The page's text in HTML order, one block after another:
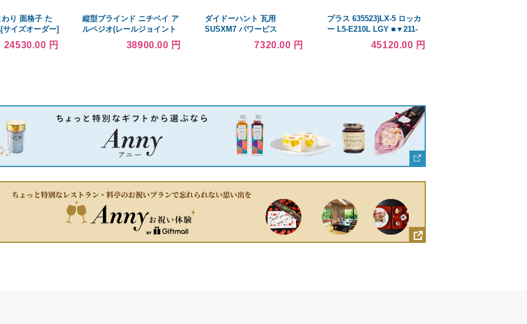
り 面格子 た
イズオーダー]
：[幅
24530.00 円
縦型ブラインド ニチベイ ア
ルペジオ(レールジョイント
式) フェアフレクト遮熱
100mm巾 シングルスタイル
38900.00 円
ダイドーハント 瓦用
SUSXM7 パワービス
4.5X160(ブロンズ)オレフィ
ンパッキン 100本 ■▼225-
7320.00 円
プラス 635523)LX-5 ロッカ
ー L5-E210L LGY ■▼211-
9897 L5-E210L LGY 1台
45120.00 円